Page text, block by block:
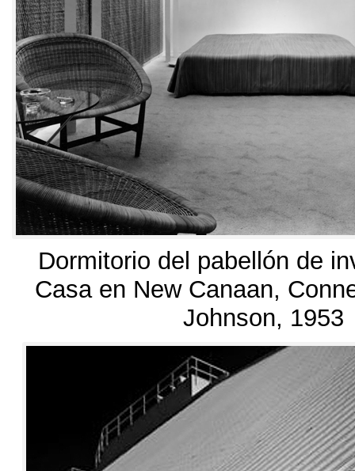
Dormitorio del pabellón de
Casa en New Canaan,
Johnson, 1953